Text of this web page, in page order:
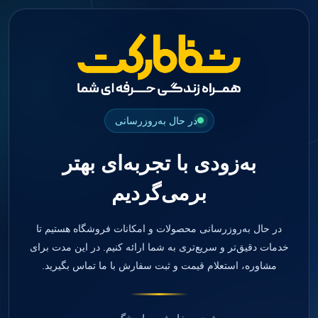
در حال به‌روزرسانی
به‌زودی با تجربه‌ای بهتر
برمی‌گردیم
در حال به‌روزرسانی محصولات و امکانات فروشگاه هستیم تا
خدمات دقیق‌تر و سریع‌تری به شما ارائه کنیم. در این مدت برای
مشاوره، استعلام قیمت و ثبت سفارش با ما تماس بگیرید.
جستجو
Impression Coping
صفحه اصلی
دندانپزشکی
مواد ترمیمی
کامپوزیت
کامپوزیت فلو
اسید اچ
باندینگ
بلیچینگ